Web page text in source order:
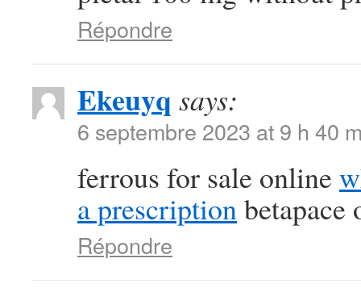
Répondre
Ekeuyq says:
6 septembre 2023 at 9 h 40
ferrous for sale online
a prescriptionbetapace
Répondre